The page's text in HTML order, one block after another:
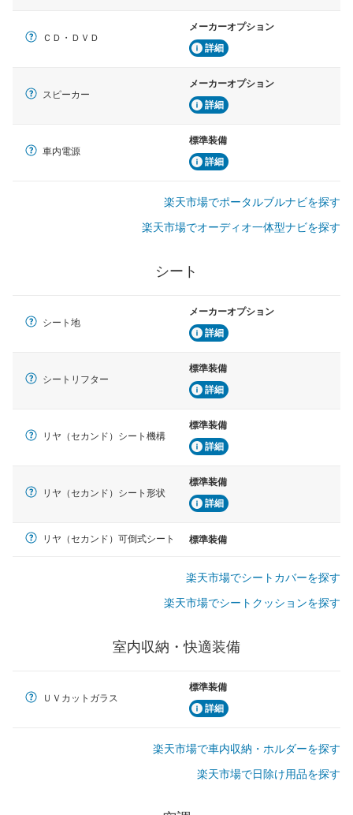
ＣＤ・ＤＶＤ
メーカーオプション
詳細
スピーカー
メーカーオプション
詳細
車内電源
標準装備
詳細
楽天市場でポータルブルナビを探す
楽天市場でオーディオ一体型ナビを探す
シート
シート地
メーカーオプション
詳細
シートリフター
標準装備
詳細
リヤ（セカンド）シート機構
標準装備
詳細
リヤ（セカンド）シート形状
標準装備
詳細
リヤ（セカンド）可倒式シート 標準装備
楽天市場でシートカバーを探す
楽天市場でシートクッションを探す
室内収納・快適装備
ＵＶカットガラス
標準装備
詳細
楽天市場で車内収納・ホルダーを探す
楽天市場で日除け用品を探す